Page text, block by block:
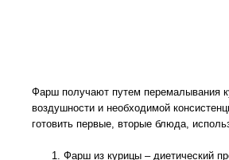
Фарш получают путем перемалывания
воздушности и необходимой
готовить первые, вторые блюда,
Фарш из курицы – диетический